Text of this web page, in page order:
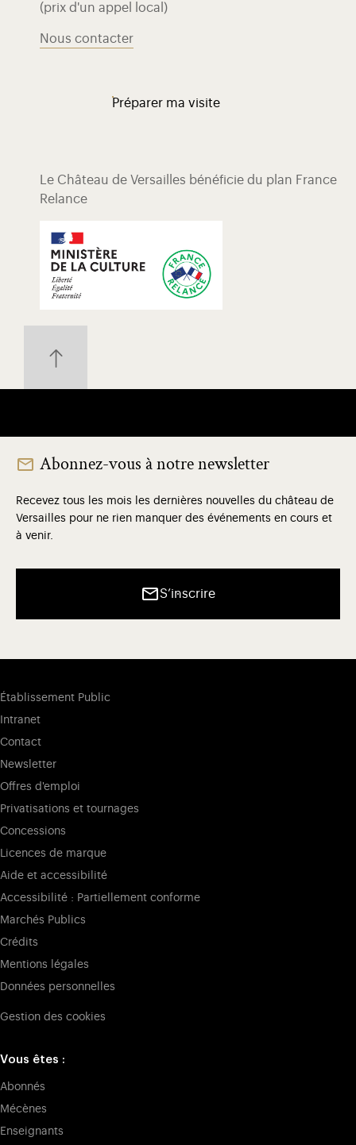
(prix d'un appel local)
Nous contacter
Préparer ma visite
Le Château de Versailles bénéficie du plan France
Relance
Abonnez-vous à notre newsletter
Recevez tous les mois les dernières nouvelles du château de
Versailles pour ne rien manquer des événements en cours et
à venir.
S’inscrire
Établissement Public
Intranet
Contact
Newsletter
Offres d'emploi
Privatisations et tournages
Concessions
Licences de marque
Aide et accessibilité
Accessibilité : Partiellement conforme
Marchés Publics
Crédits
Mentions légales
Données personnelles
Gestion des cookies
Vous êtes :
Abonnés
Mécènes
Enseignants